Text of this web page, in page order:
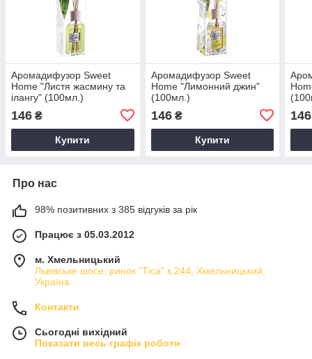
Аромадифузор Sweet
Home "Листя жасмину та
ілангу" (100мл.)
146 ₴
Купити
Аромадифузор Sweet
Home "Лимонний джин"
(100мл.)
146₴
Купити
146
Про нас
98% позитивних з 385 відгуків за рік
Працює з 05.03.2012
м. Хмельницький
Львівське шосе, ринок "Тіса" к.244, Хмельницький,
Україна
Контакти
Сьогодні вихідний
Показати весь графік роботи